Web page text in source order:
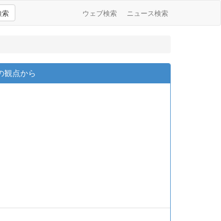
索 ウェブ検索 ニュース検索
観点から